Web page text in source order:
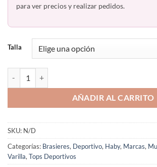
para ver precios y realizar pedidos.
Talla
AÑADIR AL CARRITO
SKU: N/D
Categorías: Brasieres, Deportivo, Haby, Marcas,
Varilla, Tops Deportivos